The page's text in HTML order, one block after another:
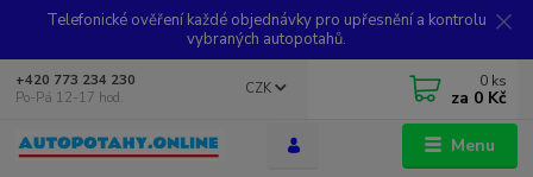
Telefonické ověření každé objednávky pro upřesnění a kontrolu
vybraných autopotahů.
Menu
CZK
+420 773 234 230
Po-Pá 12-17 hod.
0 ks
za 0 Kč